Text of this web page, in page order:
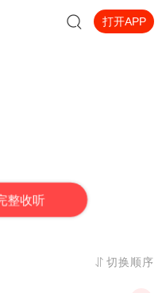
打开APP
整收听
切换顺序